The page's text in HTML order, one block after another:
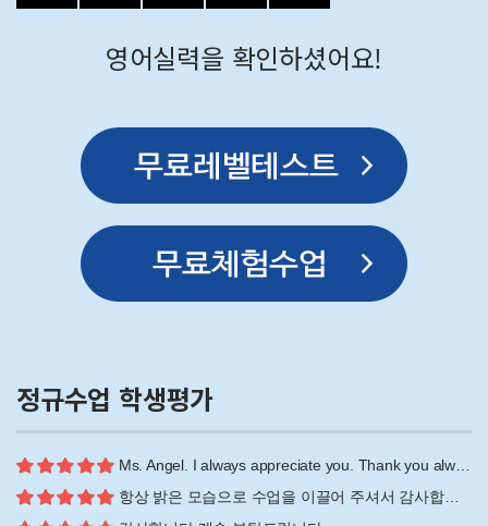
영어실력을 확인하셨어요!
정규수업 학생평가
Ms. Angel. I always appreciate you. Thank you alwa...
항상 밝은 모습으로 수업을 이끌어 주셔서 감사합니다!